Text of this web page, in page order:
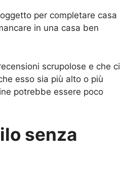
per completare casa
in una casa ben
scrupolose e che ci
esso sia più alto o più
potrebbe essere poco
senza